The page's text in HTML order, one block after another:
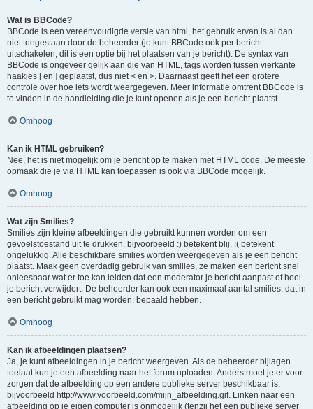
Wat is BBCode?
BBCode is een vereenvoudigde versie van html, het gebruik ervan is al dan
niet toegestaan door de beheerder (je kunt BBCode ook per bericht
uitschakelen, dit is een optie bij het plaatsen van je bericht). De syntax van
BBCode is ongeveer gelijk aan die van HTML, tags worden tussen vierkante
haakjes [ en ] geplaatst, dus niet < en >. Daarnaast geeft het een grotere
controle over hoe iets wordt weergegeven. Meer informatie omtrent BBCode is
te vinden in de handleiding die je kunt openen als je een bericht plaatst.
Omhoog
Kan ik HTML gebruiken?
Nee, het is niet mogelijk om je bericht op te maken met HTML code. De meeste
opmaak die je via HTML kan toepassen is ook via BBCode mogelijk.
Omhoog
Wat zijn Smilies?
Smilies zijn kleine afbeeldingen die gebruikt kunnen worden om een
gevoelstoestand uit te drukken, bijvoorbeeld :) betekent blij, :( betekent
ongelukkig. Alle beschikbare smilies worden weergegeven als je een bericht
plaatst. Maak geen overdadig gebruik van smilies, ze maken een bericht snel
onleesbaar wat er toe kan leiden dat een moderator je bericht aanpast of heel
je bericht verwijdert. De beheerder kan ook een maximaal aantal smilies, dat in
een bericht gebruikt mag worden, bepaald hebben.
Omhoog
Kan ik afbeeldingen plaatsen?
Ja, je kunt afbeeldingen in je bericht weergeven. Als de beheerder bijlagen
toelaat kun je een afbeelding naar het forum uploaden. Anders moet je er voor
zorgen dat de afbeelding op een andere publieke server beschikbaar is,
bijvoorbeeld http://www.voorbeeld.com/mijn_afbeelding.gif. Linken naar een
afbeelding op je eigen computer is onmogelijk (tenzij het een publieke server